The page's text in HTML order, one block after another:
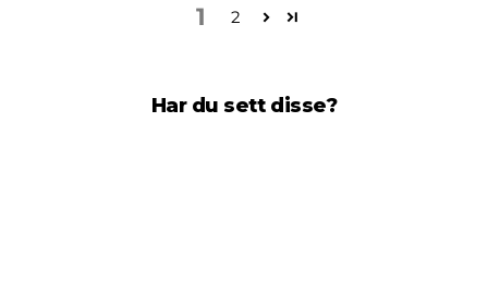
1 2
Har du sett disse?